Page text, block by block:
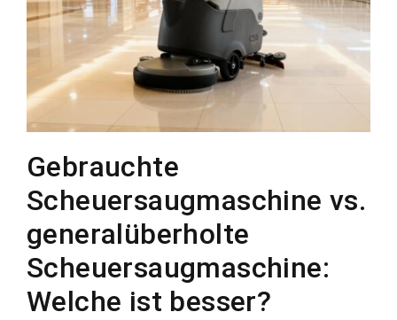
Gebrauchte
Scheuersaugmaschine vs.
generalüberholte
Scheuersaugmaschine:
Welche ist besser?